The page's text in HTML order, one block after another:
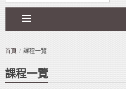
首頁 課程一覽
課程一覽